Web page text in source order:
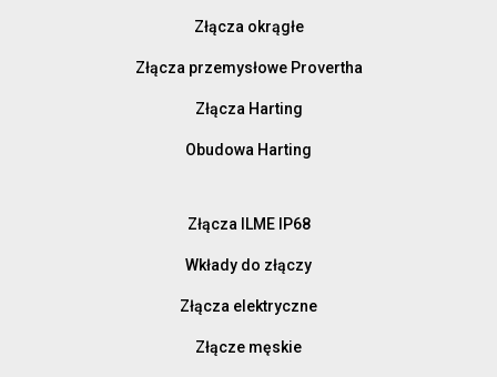
Złącza okrągłe
Złącza przemysłowe Provertha
Złącza Harting
Obudowa Harting
Złącza ILME IP68
Wkłady do złączy
Złącza elektryczne
Złącze męskie